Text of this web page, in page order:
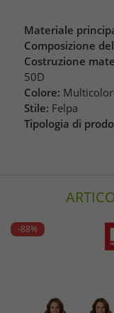
Materiale
Composizione
Costruzione
50D
Colore:
Stile: Felpa
Tipologia di
-88%